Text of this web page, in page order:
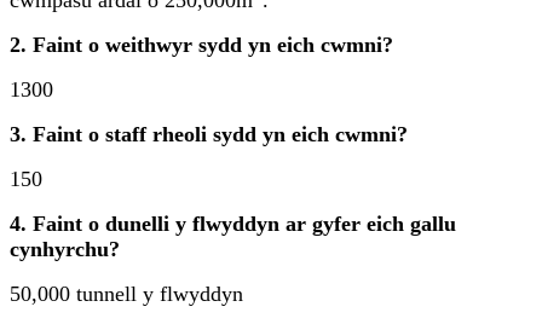
2. Faint o weithwyr sydd yn eich cwmni?
1300
3. Faint o staff rheoli sydd yn eich cwmni?
150
4. Faint o dunelli y flwyddyn ar gyfer eich gallu
cynhyrchu?
50,000 tunnell y flwyddyn